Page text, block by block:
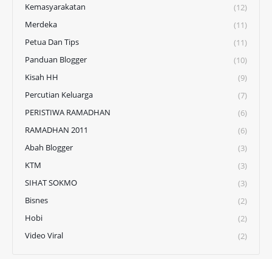
Kemasyarakatan
(12)
Merdeka
(11)
Petua Dan Tips
(11)
Panduan Blogger
(10)
Kisah HH
(9)
Percutian Keluarga
(7)
PERISTIWA RAMADHAN
(6)
RAMADHAN 2011
(6)
Abah Blogger
(3)
KTM
(3)
SIHAT SOKMO
(3)
Bisnes
(2)
Hobi
(2)
Video Viral
(2)